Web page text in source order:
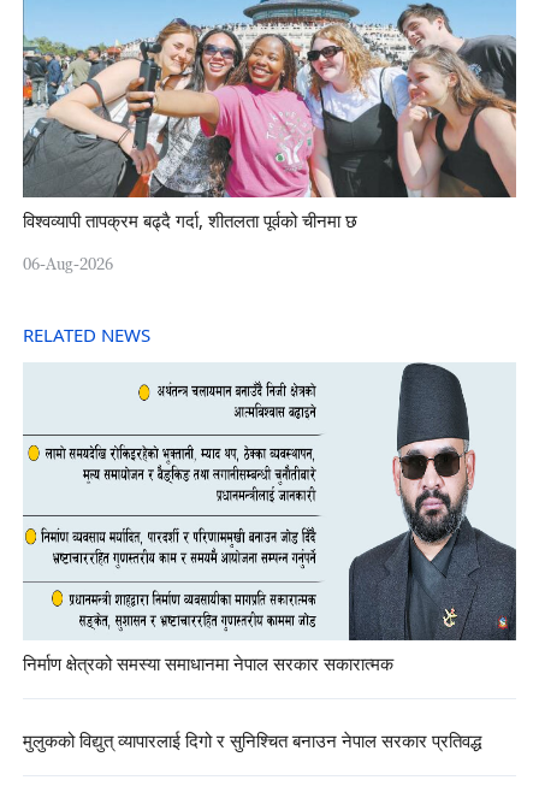
विश्वव्यापी तापक्रम बढ्दै गर्दा, शीतलता पूर्वको चीनमा छ
06-Aug-2026
RELATED NEWS
निर्माण क्षेत्रको समस्या समाधानमा नेपाल सरकार सकारात्मक
मुलुकको विद्युत् व्यापारलाई दिगो र सुनिश्चित बनाउन नेपाल सरकार प्रतिवद्ध